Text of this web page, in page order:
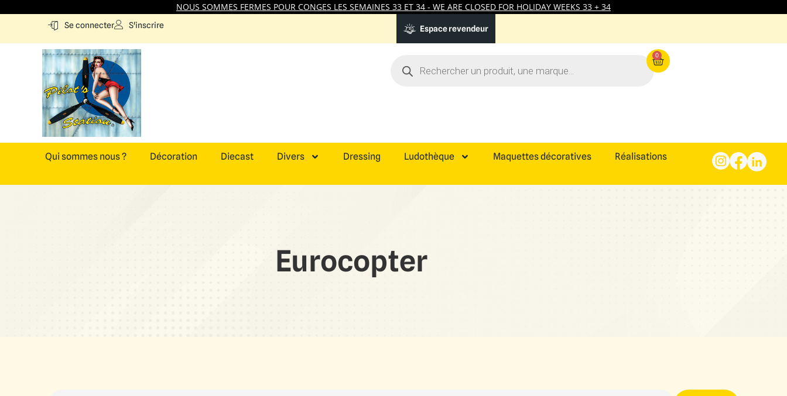
NOUS SOMMES FERMES POUR CONGES LES SEMAINES 33 ET 34 - WE ARE CLOSED FOR HOLIDAY WEEKS 33 + 34
Se connecter S'inscrire Espace revendeur
0
Qui sommes nous ? Décoration Diecast Divers Dressing Ludothèque Maquettes décoratives Réalisations
Eurocopter